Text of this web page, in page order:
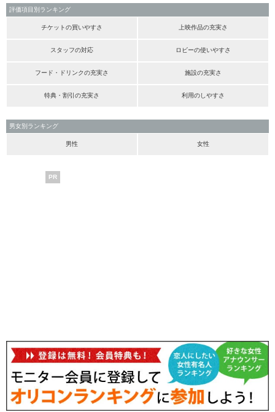
評価項目別ランキング
チケットの買いやすさ 上映作品の充実さ
スタッフの対応 ロビーの使いやすさ
フード・ドリンクの充実さ 施設の充実さ
特典・割引の充実さ 利用のしやすさ
男女別ランキング
男性 女性
PR